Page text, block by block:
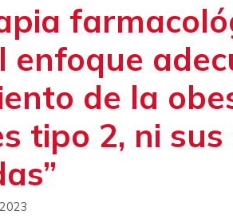
enfoque
de la
tipo 2, ni